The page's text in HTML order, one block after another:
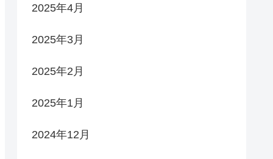
2025年4月
2025年3月
2025年2月
2025年1月
2024年12月